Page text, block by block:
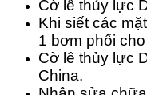
Cờ lê thủy lực
Khi siết các
1 bơm phối
Cờ lê thủy lực
China.